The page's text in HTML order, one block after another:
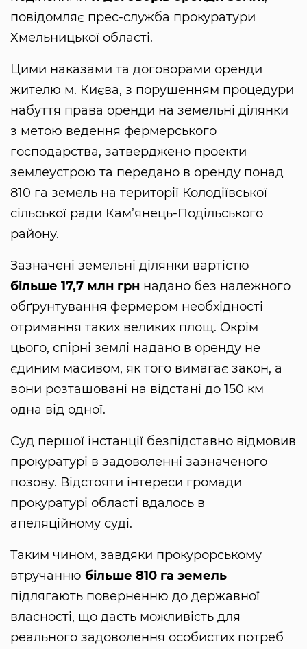
повідомляє прес-служба прокуратури
Хмельницької області.
Цими наказами та договорами оренди
жителю м. Києва, з порушенням процедури
набуття права оренди на земельні ділянки
з метою ведення фермерського
господарства, затверджено проекти
землеустрою та передано в оренду понад
810 га земель на території Колодіївської
сільської ради Кам’янець-Подільського
району.
Зазначені земельні ділянки вартістю
більше 17,7 млн грн надано без належного
обґрунтування фермером необхідності
отримання таких великих площ. Окрім
цього, спірні землі надано в оренду не
єдиним масивом, як того вимагає закон, а
вони розташовані на відстані до 150 км
одна від одної.
Суд першої інстанції безпідставно відмовив
прокуратурі в задоволенні зазначеного
позову. Відстояти інтереси громади
прокуратурі області вдалось в
апеляційному суді.
Таким чином, завдяки прокурорському
втручанню більше 810 га земель
підлягають поверненню до державної
власності, що дасть можливість для
реального задоволення особистих потреб